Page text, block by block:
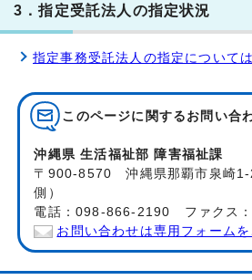
3．指定受託法人の指定状況
指定事務受託法人の指定について
このページに関する お問い合
沖縄県 生活福祉部 障害福祉課
〒900-8570 沖縄県那覇市泉崎1-
側）
電話：098-866-2190 ファクス
お問い合わせは専用フォームを